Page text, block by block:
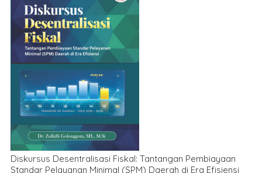
Diskursus Desentralisasi Fiskal: Tantangan Pembiayaan
Standar Pelayanan Minimal (SPM) Daerah di Era Efisiensi